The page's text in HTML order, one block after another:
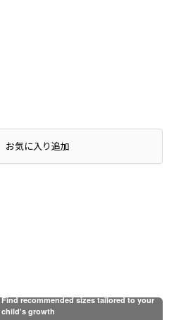
お気に入り追加
Find recommended sizes tailored to your
child's growth